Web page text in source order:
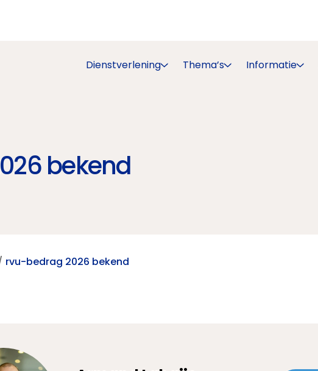
Dienstverlening Thema’s Informatie
bekend
rvu-bedrag 2026 bekend